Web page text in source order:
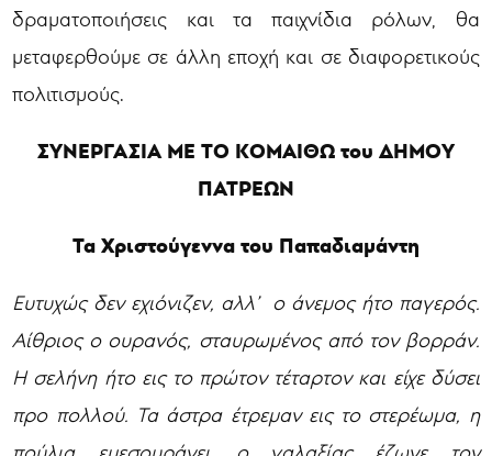
δραματοποιήσεις και τα παιχνίδια ρόλων, θα
μεταφερθούμε σε άλλη εποχή και σε διαφορετικούς
πολιτισμούς.
ΣΥΝΕΡΓΑΣΙΑ ΜΕ ΤΟ ΚΟΜΑΙΘΩ του ΔΗΜΟΥ
ΠΑΤΡΕΩΝ
Τα Χριστούγεννα του Παπαδιαμάντη
Ευτυχώς δεν εχιόνιζεν, αλλ’ ο άνεμος ήτο παγερός.
Αίθριος ο ουρανός, σταυρωμένος από τον βορράν.
Η σελήνη ήτο εις το πρώτον τέταρτον και είχε δύσει
προ πολλού. Τα άστρα έτρεμαν εις το στερέωμα, η